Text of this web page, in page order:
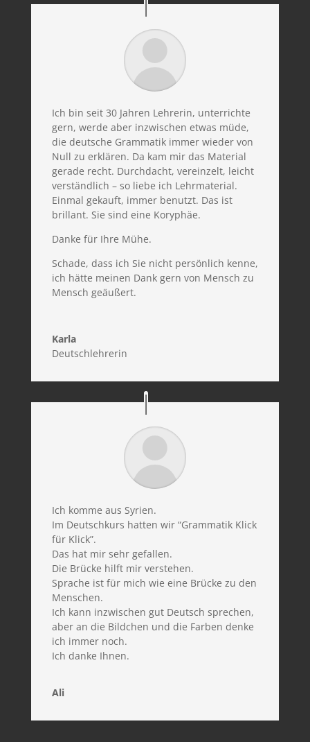
Ich bin seit 30 Jahren Lehrerin, unterrichte
gern, werde aber inzwischen etwas müde,
die deutsche Grammatik immer wieder von
Null zu erklären. Da kam mir das Material
gerade recht. Durchdacht, vereinzelt, leicht
verständlich – so liebe ich Lehrmaterial.
Einmal gekauft, immer benutzt. Das ist
brillant. Sie sind eine Koryphäe.
Danke für Ihre Mühe.
Schade, dass ich Sie nicht persönlich kenne,
ich hätte meinen Dank gern von Mensch zu
Mensch geäußert.
Karla
Deutschlehrerin
Ich komme aus Syrien.
Im Deutschkurs hatten wir “Grammatik Klick
für Klick”.
Das hat mir sehr gefallen.
Die Brücke hilft mir verstehen.
Sprache ist für mich wie eine Brücke zu den
Menschen.
Ich kann inzwischen gut Deutsch sprechen,
aber an die Bildchen und die Farben denke
ich immer noch.
Ich danke Ihnen.
Ali